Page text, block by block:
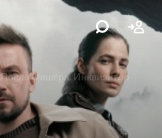
После Фишера. Инквизитор